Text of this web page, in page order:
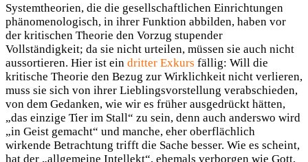
Systemtheorien, die die gesellschaftlichen Einrichtungen
phänomenologisch, in ihrer Funktion abbilden, haben vor
der kritischen Theorie den Vorzug stupender
Vollständigkeit; da sie nicht urteilen, müssen sie auch nicht
aussortieren. Hier ist ein dritter Exkurs fällig: Will die
kritische Theorie den Bezug zur Wirklichkeit nicht verlieren,
muss sie sich von ihrer Lieblingsvorstellung verabschieden,
von dem Gedanken, wie wir es früher ausgedrückt hätten,
„das einzige Tier im Stall“ zu sein, denn auch anderswo wird
„in Geist gemacht“ und manche, eher oberflächlich
wirkende Betrachtung trifft die Sache besser. Wie es scheint,
hat der „allgemeine Intellekt“, ehemals verborgen wie Gott,